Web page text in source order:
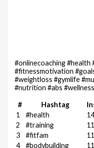
#onlinecoaching
#fitnessmotivation
#weightloss #gymlife
#nutrition #abs
# Hashtag
1
#health
2
#training
3
#fitfam
4
#bodybuilding